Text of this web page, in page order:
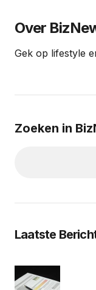
Over
Gek op lifestyle
Zoeken in
Laatste